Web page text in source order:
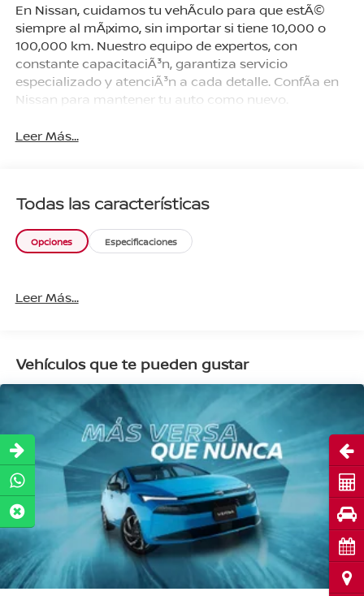
En Nissan, cuidamos tu vehÃ­culo para que estÃ©
siempre al mÃ¡ximo, sin importar si tiene 10,000 o
100,000 km. Nuestro equipo de expertos, con
constante capacitaciÃ³n, garantiza servicio
especializado y atenciÃ³n a cada detalle. ConfÃ­a en
Nissan para mantener tu auto como nuevo.
Leer Más...
Todas las características
Opciones Especificaciones
Leer Más...
Vehículos que te pueden gustar